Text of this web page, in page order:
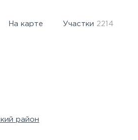
На карте Участки 2214
район